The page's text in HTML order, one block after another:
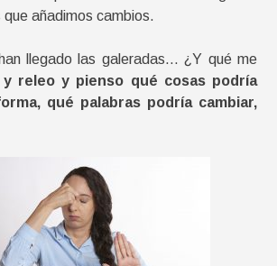
añadimos cambios.
llegado las galeradas… ¿Y qué me
y releo y pienso qué cosas podría
qué palabras podría cambiar,